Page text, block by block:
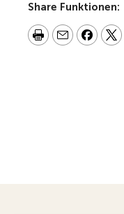
Share Funktionen: